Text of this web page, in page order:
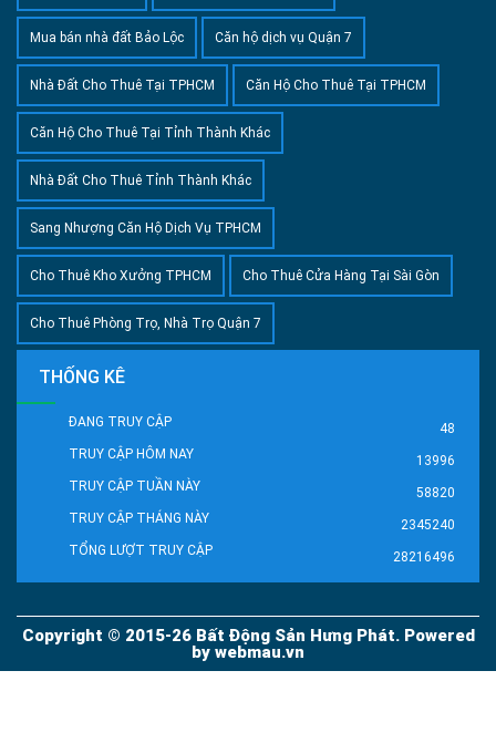
Mua bán nhà đất Bảo Lộc Căn hộ dịch vụ Quận 7
Nhà Đất Cho Thuê Tại TPHCM Căn Hộ Cho Thuê Tại TPHCM
Căn Hộ Cho Thuê Tại Tỉnh Thành Khác
Nhà Đất Cho Thuê Tỉnh Thành Khác
Sang Nhượng Căn Hộ Dịch Vụ TPHCM
Cho Thuê Kho Xưởng TPHCM Cho Thuê Cửa Hàng Tại Sài Gòn
Cho Thuê Phòng Trọ, Nhà Trọ Quận 7
THỐNG KÊ
ĐANG TRUY CẬP
48
TRUY CẬP HÔM NAY
13996
TRUY CẬP TUẦN NÀY
58820
TRUY CẬP THÁNG NÀY
2345240
TỔNG LƯỢT TRUY CẬP
28216496
Copyright © 2015-26 Bất Động Sản Hưng Phát. Powered
by webmau.vn